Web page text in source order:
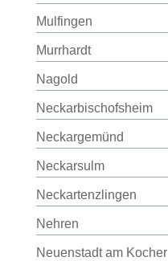
Mulfingen
Murrhardt
Nagold
Neckarbischofsheim
Neckargemünd
Neckarsulm
Neckartenzlingen
Nehren
Neuenstadt am Kocher